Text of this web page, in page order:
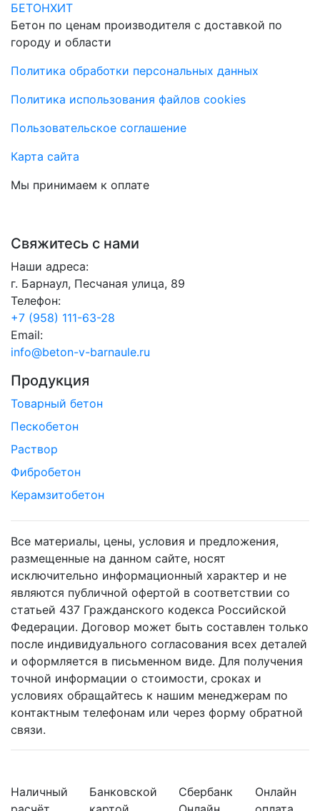
БЕТОНХИТ
Бетон по ценам производителя с доставкой по
городу и области
Политика обработки персональных данных
Политика использования файлов cookies
Пользовательское соглашение
Карта сайта
Мы принимаем к оплате
Свяжитесь с нами
Наши адреса:
г. Барнаул, Песчаная улица, 89
Телефон:
+7 (958) 111-63-28
Email:
info@beton-v-barnaule.ru
Продукция
Товарный бетон
Пескобетон
Раствор
Фибробетон
Керамзитобетон
Все материалы, цены, условия и предложения,
размещенные на данном сайте, носят
исключительно информационный характер и не
являются публичной офертой в соответствии со
статьей 437 Гражданского кодекса Российской
Федерации. Договор может быть составлен только
после индивидуального согласования всех деталей
и оформляется в письменном виде. Для получения
точной информации о стоимости, сроках и
условиях обращайтесь к нашим менеджерам по
контактным телефонам или через форму обратной
связи.
Наличный
Банковской
Сбербанк
Онлайн